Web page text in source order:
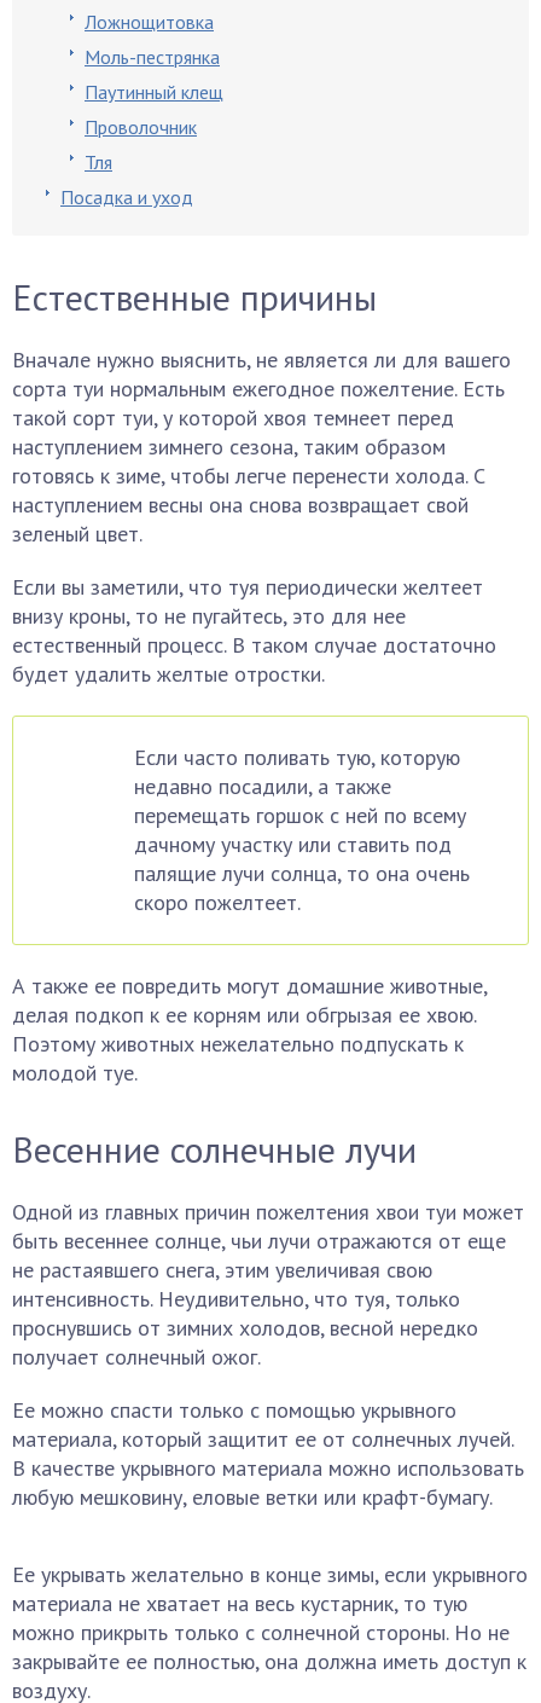
Ложнощитовка
Моль-пестрянка
Паутинный клещ
Проволочник
Тля
Посадка и уход
Естественные причины
Вначале нужно выяснить, не является ли для вашего
сорта туи нормальным ежегодное пожелтение. Есть
такой сорт туи, у которой хвоя темнеет перед
наступлением зимнего сезона, таким образом
готовясь к зиме, чтобы легче перенести холода. С
наступлением весны она снова возвращает свой
зеленый цвет.
Если вы заметили, что туя периодически желтеет
внизу кроны, то не пугайтесь, это для нее
естественный процесс. В таком случае достаточно
будет удалить желтые отростки.
Если часто поливать тую, которую
недавно посадили, а также
перемещать горшок с ней по всему
дачному участку или ставить под
палящие лучи солнца, то она очень
скоро пожелтеет.
А также ее повредить могут домашние животные,
делая подкоп к ее корням или обгрызая ее хвою.
Поэтому животных нежелательно подпускать к
молодой туе.
Весенние солнечные лучи
Одной из главных причин пожелтения хвои туи может
быть весеннее солнце, чьи лучи отражаются от еще
не растаявшего снега, этим увеличивая свою
интенсивность. Неудивительно, что туя, только
проснувшись от зимних холодов, весной нередко
получает солнечный ожог.
Ее можно спасти только с помощью укрывного
материала, который защитит ее от солнечных лучей.
В качестве укрывного материала можно использовать
любую мешковину, еловые ветки или крафт-бумагу.
Ее укрывать желательно в конце зимы, если укрывного
материала не хватает на весь кустарник, то тую
можно прикрыть только с солнечной стороны. Но не
закрывайте ее полностью, она должна иметь доступ к
воздуху.